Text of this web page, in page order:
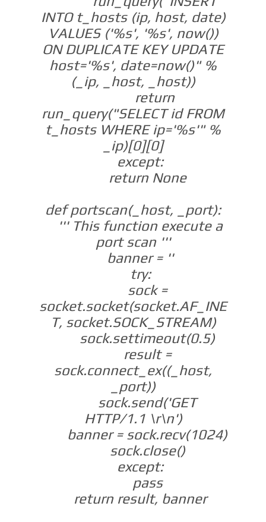
INTO t_hosts (ip, host, date)
VALUES ('%s', '%s', now())
ON DUPLICATE KEY UPDATE
host='%s', date=now()" %
(_ip, _host, _host))
return
run_query("SELECT id FROM
t_hosts WHERE ip='%s'" %
_ip)[0][0]
except:
return None
def portscan(_host, _port):
''' This function execute a
port scan '''
banner = ''
try:
sock =
socket.socket(socket.AF_INE
T, socket.SOCK_STREAM)
sock.settimeout(0.5)
result =
sock.connect_ex((_host,
_port))
sock.send('GET
HTTP/1.1 \r\n')
banner = sock.recv(1024)
sock.close()
except:
pass
return result, banner